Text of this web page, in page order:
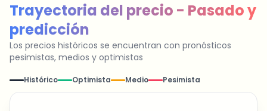
Trayectoria del precio - Pasado y
predicción
Los precios históricos se encuentran con pronósticos
pesimistas, medios y optimistas
Histórico Optimista Medio Pesimista